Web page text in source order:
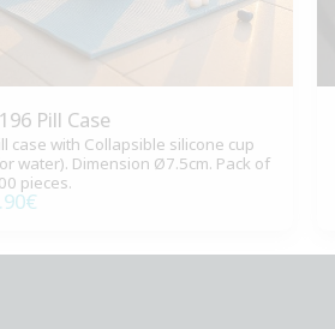
Pill Case
case with Collapsible silicone cup
water). Dimension Ø7.5cm. Pack of
pieces.
€